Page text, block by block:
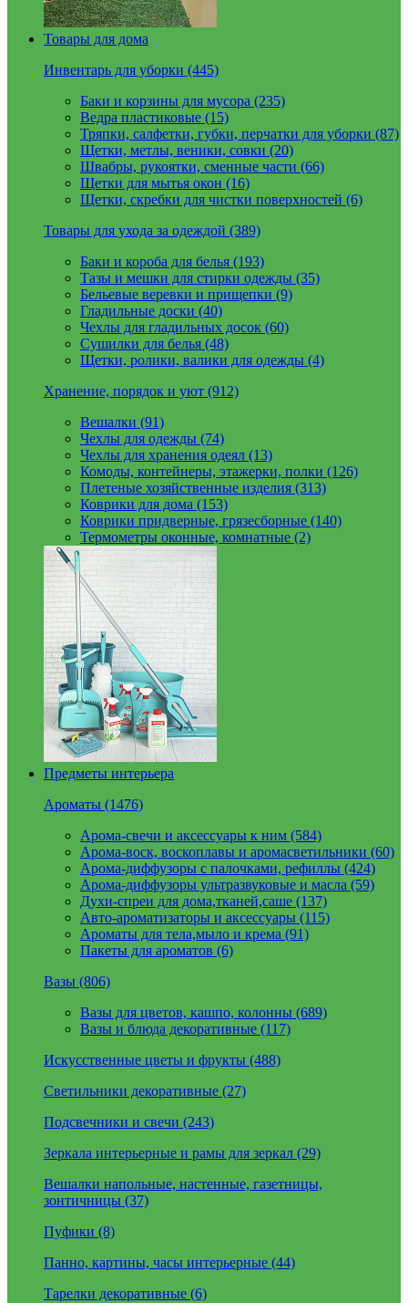
Товары для дома
Инвентарь для уборки (445)
Баки и корзины для мусора (235)
Ведра пластиковые (15)
Тряпки, салфетки, губки, перчатки для уборки (87)
Щетки, метлы, веники, совки (20)
Швабры, рукоятки, сменные части (66)
Щетки для мытья окон (16)
Щетки, скребки для чистки поверхностей (6)
Товары для ухода за одеждой (389)
Баки и короба для белья (193)
Тазы и мешки для стирки одежды (35)
Бельевые веревки и прищепки (9)
Гладильные доски (40)
Чехлы для гладильных досок (60)
Сушилки для белья (48)
Щетки, ролики, валики для одежды (4)
Хранение, порядок и уют (912)
Вешалки (91)
Чехлы для одежды (74)
Чехлы для хранения одеял (13)
Комоды, контейнеры, этажерки, полки (126)
Плетеные хозяйственные изделия (313)
Коврики для дома (153)
Коврики придверные, грязесборные (140)
Термометры оконные, комнатные (2)
Предметы интерьера
Ароматы (1476)
Арома-свечи и аксессуары к ним (584)
Арома-воск, воскоплавы и аромасветильники (60)
Арома-диффузоры с палочками, рефиллы (424)
Арома-диффузоры ультразвуковые и масла (59)
Духи-спреи для дома,тканей,саше (137)
Авто-ароматизаторы и аксессуары (115)
Ароматы для тела,мыло и крема (91)
Пакеты для ароматов (6)
Вазы (806)
Вазы для цветов, кашпо, колонны (689)
Вазы и блюда декоративные (117)
Искусственные цветы и фрукты (488)
Светильники декоративные (27)
Подсвечники и свечи (243)
Зеркала интерьерные и рамы для зеркал (29)
Вешалки напольные, настенные, газетницы,
зонтичницы (37)
Пуфики (8)
Панно, картины, часы интерьерные (44)
Тарелки декоративные (6)